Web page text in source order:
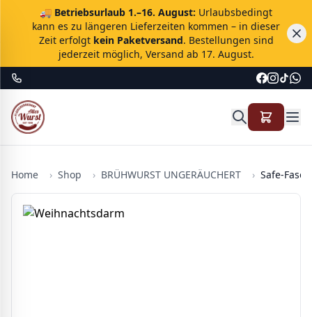
🚚 Betriebsurlaub 1.–16. August: Urlaubsbedingt
kann es zu längeren Lieferzeiten kommen – in dieser
Zeit erfolgt kein Paketversand. Bestellungen sind
jederzeit möglich, Versand ab 17. August.
Home › Shop › BRÜHWURST UNGERÄUCHERT › Safe-